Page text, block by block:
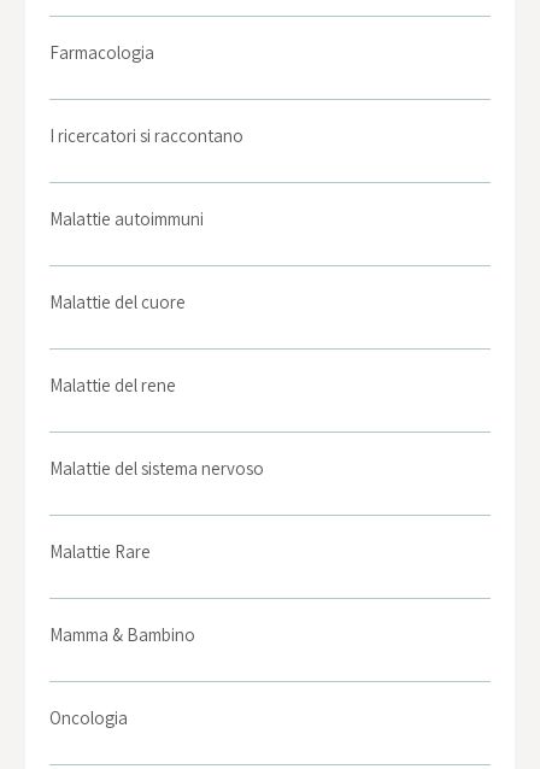
Farmacologia
I ricercatori si raccontano
Malattie autoimmuni
Malattie del cuore
Malattie del rene
Malattie del sistema nervoso
Malattie Rare
Mamma & Bambino
Oncologia